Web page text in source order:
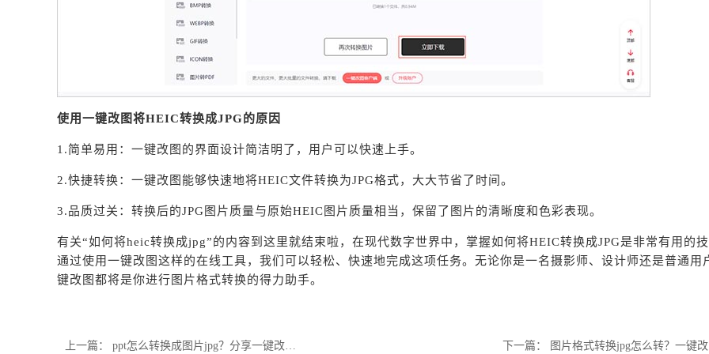
使用一键改图将HEIC转换成JPG的原因
1.简单易用：一键改图的界面设计简洁明了，用户可以快速上手。
2.快捷转换：一键改图能够快速地将HEIC文件转换为JPG格式，大大节省了时间。
3.品质过关：转换后的JPG图片质量与原始HEIC图片质量相当，保留了图片的清晰度和色彩表现。
有关“如何将heic转换成jpg”的内容到这里就结束啦，在现代数字世界中，掌握如何将HEIC转换成JPG是非常有用的技
通过使用一键改图这样的在线工具，我们可以轻松、快速地完成这项任务。无论你是一名摄影师、设计师还是普通用
键改图都将是你进行图片格式转换的得力助手。
上一篇： ppt怎么转换成图片jpg？分享一键改图ppt转长图教程 下一篇： 图片格式转换jpg怎么转？一键改图jpg转换教程